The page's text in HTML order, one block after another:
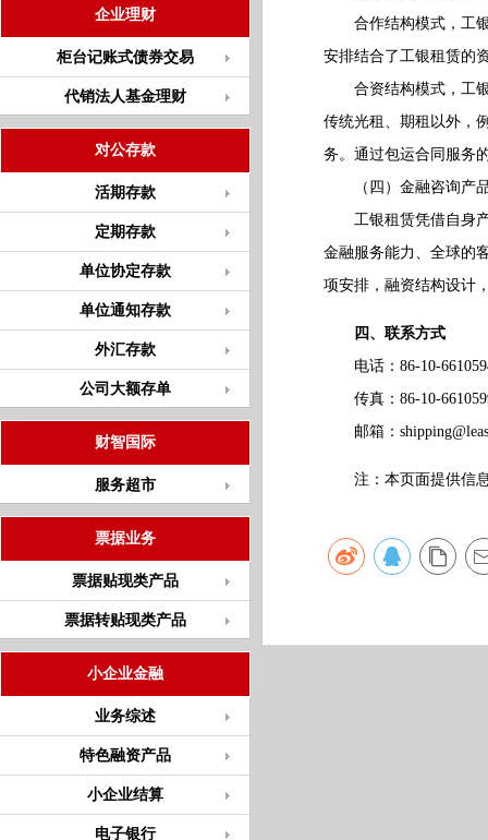
企业理财
柜台记账式债券交易
代销法人基金理财
对公存款
活期存款
定期存款
单位协定存款
单位通知存款
外汇存款
公司大额存单
财智国际
服务超市
票据业务
票据贴现类产品
票据转贴现类产品
小企业金融
业务综述
特色融资产品
小企业结算
电子银行
合作结构模式，工银
安排结合了工银租赁的
合资结构模式，工银
传统光租、期租以外，
务。通过包运合同服务
（四）金融咨询产
工银租赁凭借自身产
金融服务能力、全球的
项安排，融资结构设计
四、联系方式
电话：86-10-
传真：86-10-
邮箱：
注：本页面提供信息